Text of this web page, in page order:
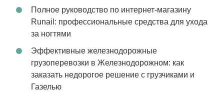
Полное руководство по интернет-магазину
Runail: профессиональные средства для ухода
за ногтями
Эффективные железнодорожные
грузоперевозки в Железнодорожном: как
заказать недорогое решение с грузчиками и
Газелью